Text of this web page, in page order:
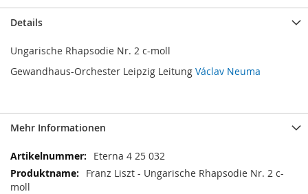
Details
Ungarische Rhapsodie Nr. 2 c-moll
Gewandhaus-Orchester Leipzig Leitung Václav Neuma
Mehr Informationen
Mehr
Informationen
Eterna 4 25 032
Franz Liszt - Ungarische Rhapsodie Nr. 2 c-
moll